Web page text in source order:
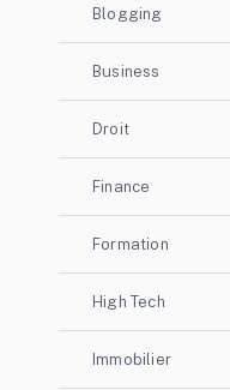
Blogging
Business
Droit
Finance
Formation
High Tech
Immobilier